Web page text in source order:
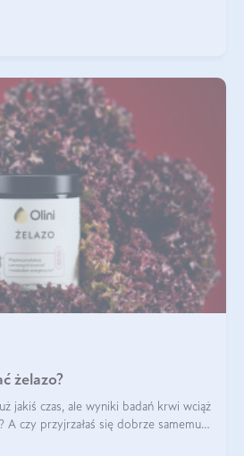
żelazo?
jakiś czas, ale wyniki badań krwi wciąż
A czy przyjrzałaś się dobrze samemu